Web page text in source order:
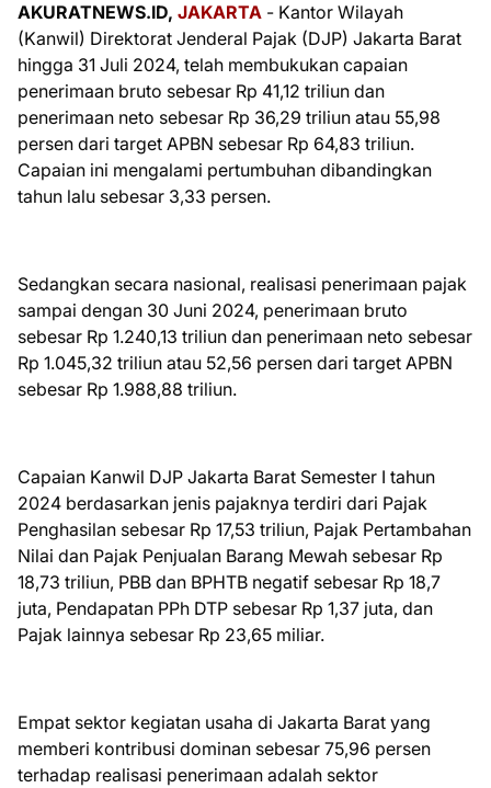
AKURATNEWS.ID, JAKARTA - Kantor Wilayah
(Kanwil) Direktorat Jenderal Pajak (DJP) Jakarta Barat
hingga 31 Juli 2024, telah membukukan capaian
penerimaan bruto sebesar Rp 41,12 triliun dan
penerimaan neto sebesar Rp 36,29 triliun atau 55,98
persen dari target APBN sebesar Rp 64,83 triliun.
Capaian ini mengalami pertumbuhan dibandingkan
tahun lalu sebesar 3,33 persen.
Sedangkan secara nasional, realisasi penerimaan pajak
sampai dengan 30 Juni 2024, penerimaan bruto
sebesar Rp 1.240,13 triliun dan penerimaan neto sebesar
Rp 1.045,32 triliun atau 52,56 persen dari target APBN
sebesar Rp 1.988,88 triliun.
Capaian Kanwil DJP Jakarta Barat Semester I tahun
2024 berdasarkan jenis pajaknya terdiri dari Pajak
Penghasilan sebesar Rp 17,53 triliun, Pajak Pertambahan
Nilai dan Pajak Penjualan Barang Mewah sebesar Rp
18,73 triliun, PBB dan BPHTB negatif sebesar Rp 18,7
juta, Pendapatan PPh DTP sebesar Rp 1,37 juta, dan
Pajak lainnya sebesar Rp 23,65 miliar.
Empat sektor kegiatan usaha di Jakarta Barat yang
memberi kontribusi dominan sebesar 75,96 persen
terhadap realisasi penerimaan adalah sektor